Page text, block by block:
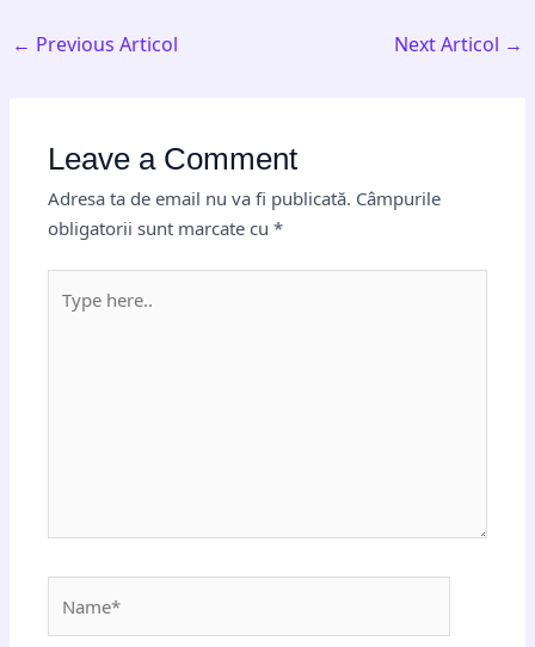
← Previous Articol Next Articol →
Leave a Comment
Adresa ta de email nu va fi publicată. Câmpurile
obligatorii sunt marcate cu*
here..